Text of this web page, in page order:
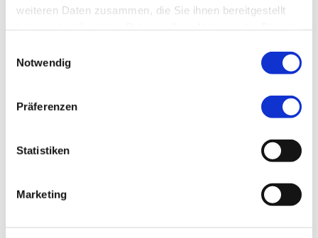
weiteren Daten zusammen, die Sie ihnen bereitgestellt
Notwendig
Präferenzen
Statistiken
Marketing